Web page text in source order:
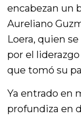
encabezan un
Aureliano
Loera, quien
por el
que tomó su
Ya entrado en
profundiza en